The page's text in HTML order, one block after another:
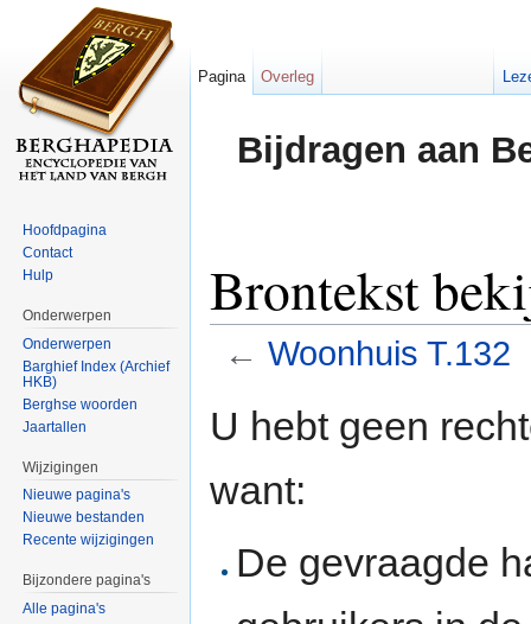
Bijdragen aan
Brontekst
← Woonhuis T.132
U hebt geen
want:
De gevraagde
Pagina Overleg
Hoofdpagina
Contact
Hulp
Onderwerpen
Onderwerpen
Barghief Index (Archief
HKB)
Berghse woorden
Jaartallen
Wijzigingen
Nieuwe pagina's
Nieuwe bestanden
Recente wijzigingen
Bijzondere pagina's
Alle pagina's